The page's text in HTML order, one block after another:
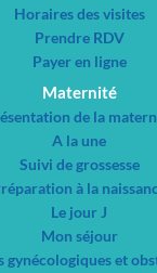
Horaires des visites
Prendre RDV
Payer en ligne
Maternité
de la
A la une
Suivi de grossesse
à la
Le jour J
Mon séjour
gynécologiques et